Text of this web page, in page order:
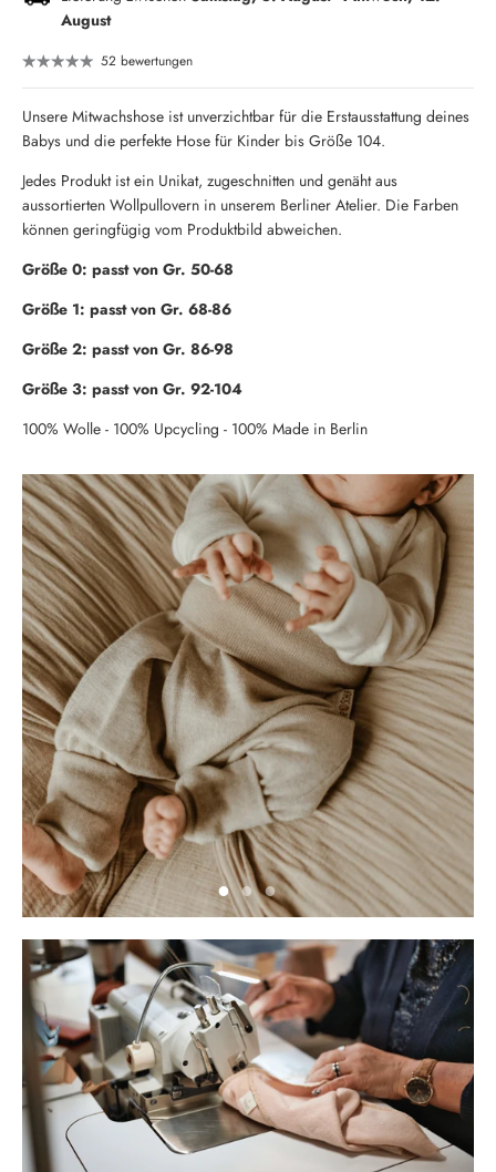
August
52 bewertungen
Unsere Mitwachshose ist unverzichtbar für die Erstausstattung deines
Babys und die perfekte Hose für Kinder bis Größe 104.
Jedes Produkt ist ein Unikat, zugeschnitten und genäht aus
aussortierten Wollpullovern in unserem Berliner Atelier. Die Farben
können geringfügig vom Produktbild abweichen.
Größe 0: passt von Gr. 50-68
Größe 1: passt von Gr. 68-86
Größe 2: passt von Gr. 86-98
Größe 3: passt von Gr. 92-104
100% Wolle - 100% Upcycling - 100% Made in Berlin
Neu hier?
Melde dich jetzt für unseren Newsletter an und erhalte einen 10%
Willkommensrabatt auf deine erste Bestellung
ABSCHICKEN